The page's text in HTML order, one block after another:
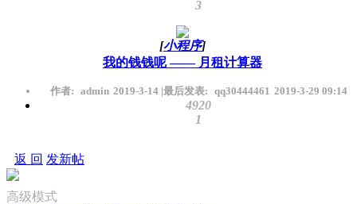
3
[小程序]
我的钱钱呢 —— 月租计算器
作者: admin 2019-3-14 |最后发表: qq30444461 2019-3-29 09:14
4920
1
返 回 发新帖
高级模式